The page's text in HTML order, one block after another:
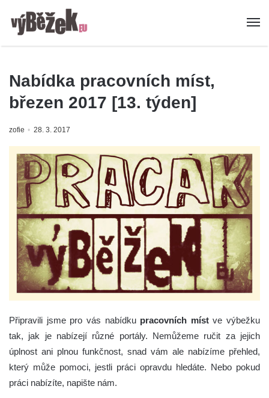
Nabídka pracovních míst,
březen 2017 [13. týden]
zofie 28. 3. 2017
Připravili jsme pro vás nabídku pracovních místve výbežku
tak, jak je nabízejí různé portály. Nemůžeme ručit za jejich
úplnost ani plnou funkčnost, snad vám ale nabízíme přehled,
který může pomoci, jestli práci opravdu hledáte. Nebo pokud
práci nabízíte, napište nám.